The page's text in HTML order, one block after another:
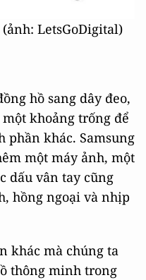
LetsGoDigital)
hồ sang dây đeo,
khoảng trống để
phần khác. Samsung
một máy ảnh, một
dấu vân tay cũng
hồng ngoại và nhịp
khác mà chúng ta
thông minh trong